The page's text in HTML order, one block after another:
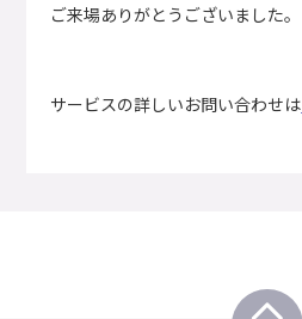
ご来場ありがとうございました。
サービスの詳しいお問い合わせは